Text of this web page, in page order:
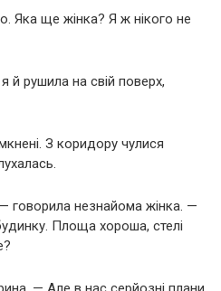
Яка ще жінка? Я ж нікого не
рушила на свій поверх,
З коридору чулися
говорила незнайома жінка. —
Площа хороша, стелі